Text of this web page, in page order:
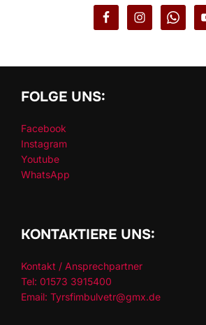
FOLGE UNS:
Facebook
Instagram
Youtube
WhatsApp
KONTAKTIERE UNS:
Kontakt / Ansprechpartner
Tel: 01573 3915400
Email: Tyrsfimbulvetr@gmx.de